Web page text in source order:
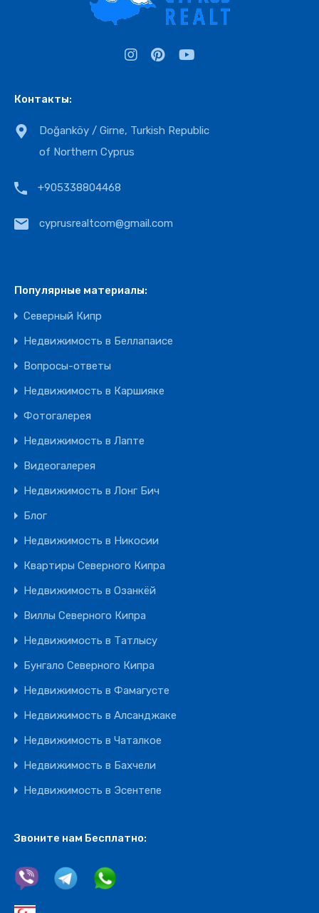
Контакты:
Doğanköy / Girne, Turkish Republic
of Northern Cyprus
+905338804468
cyprusrealtcom@gmail.com
Популярные материалы:
Северный Кипр
Недвижимость в Беллапаисе
Вопросы-ответы
Недвижимость в Каршияке
Фотогалерея
Недвижимость в Лапте
Видеогалерея
Недвижимость в Лонг Бич
Блог
Недвижимость в Никосии
Квартиры Северного Кипра
Недвижимость в Озанкёй
Виллы Северного Кипра
Недвижимость в Татлысу
Бунгало Северного Кипра
Недвижимость в Фамагусте
Недвижимость в Алсанджаке
Недвижимость в Чаталкое
Недвижимость в Бахчели
Недвижимость в Эсентепе
Звоните нам Бесплатно: